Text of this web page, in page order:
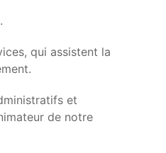
qui assistent la
et
de notre